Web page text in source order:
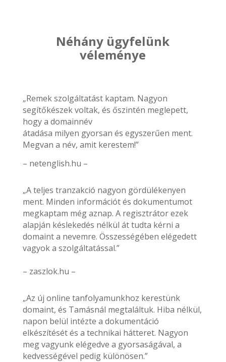
Néhány ügyfelünk
véleménye
„Remek szolgáltatást kaptam. Nagyon
segítőkészek voltak, és őszintén meglepett,
hogy a domainnév
átadása milyen gyorsan és egyszerűen ment.
Megvan a név, amit kerestem!”
– netenglish.hu –
„A teljes tranzakció nagyon gördülékenyen
ment. Minden információt és dokumentumot
megkaptam még aznap. A regisztrátor ezek
alapján késlekedés nélkül át tudta kérni a
domaint a nevemre. Összességében elégedett
vagyok a szolgáltatással.”
– zaszlok.hu –
„Az új online tanfolyamunkhoz kerestünk
domaint, és Tamásnál megtaláltuk. Hiba nélkül,
napon belül intézte a dokumentáció
elkészítését és a technikai hátteret. Nagyon
meg vagyunk elégedve a gyorsaságával, a
kedvességével pedig különösen.”